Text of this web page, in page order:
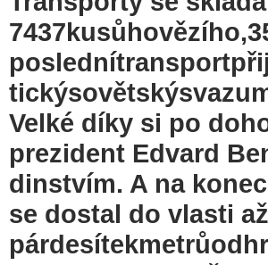
Velké díky si po
prezident Edvard
dinstvím. A na
se dostal do vlasti